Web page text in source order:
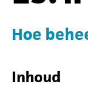
Hoe
Inhoud